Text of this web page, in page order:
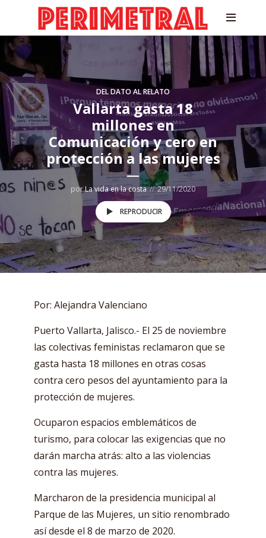
DEL DATO AL RELATO
Vallarta gasta 18
millones en
Comunicación y cero en
protección a las mujeres
porLa vida en la costa 29/11/2020
REPRODUCIR
Por: Alejandra Valenciano
Puerto Vallarta, Jalisco.- El 25 de noviembre
las colectivas feministas reclamaron que se
gasta hasta 18 millones en otras cosas
contra cero pesos del ayuntamiento para la
protección de mujeres.
Ocuparon espacios emblemáticos de
turismo, para colocar las exigencias que no
darán marcha atrás: alto a las violencias
contra las mujeres.
Marcharon de la presidencia municipal al
Parque de las Mujeres, un sitio renombrado
así desde el 8 de marzo de 2020.